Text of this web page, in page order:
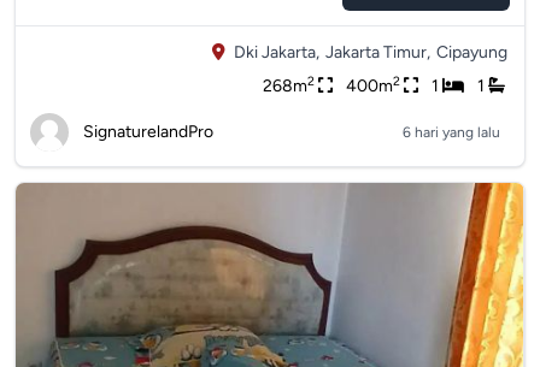
Dki Jakarta, Jakarta Timur, Cipayung
268m2 400m2 1 1
SignaturelandPro 6 hari yang lalu